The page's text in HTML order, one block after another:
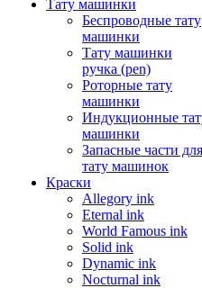
Тату машинки
Беспроводные тату
машинки
Тату машинки
ручка (pen)
Роторные тату
машинки
Индукционные
машинки
Запасные части для
тату машинок
Краски
Allegory ink
Eternal ink
World Famous ink
Solid ink
Dynamic ink
Nocturnal ink